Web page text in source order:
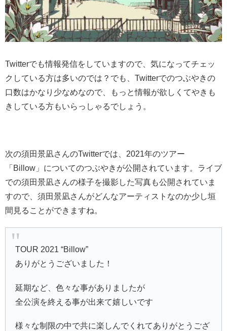
Twitterでも情報発信をしていますので、気になってチェッ
クしている方は多いのでは？でも、Twitterでのつぶやきの
口数はかなり少なめなので、もっと情報が欲しくてやきも
きしている方もいらっしゃるでしょう。
次の須田景凪さんのTwitterでは、2021年のツアー
「Billow」についてのつぶやきが公開されています。ライブ
での須田景凪さんの様子を撮影した写真も公開されていま
すので、須田景凪さんがどんなアーティストなのか少し垣
間見ることができますね。
TOUR 2021 “Billow”
ありがとうございました！
延期など、色々な事がありましたが
全公演を終える事が出来て嬉しいです
様々な制限の中で共に楽しんでくれてありがとうござ